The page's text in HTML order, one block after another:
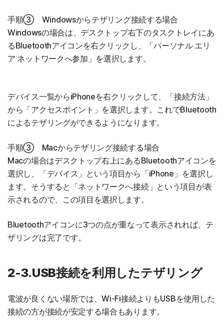
手順③ Windowsからテザリング接続する場合
Windowsの場合は、デスクトップ右下のタスクトレイにあ
るBluetoothアイコンを右クリックし、「パーソナル エリ
ア ネットワークへ参加」を選択します。
デバイス一覧からiPhoneを右クリックして、「接続方法」
から「アクセスポイント」を選択します。これでBluetooth
によるテザリングができるようになります。
手順③ Macからテザリング接続する場合
Macの場合はデスクトップ右上にあるBluetoothアイコンを
選択し、「デバイス」という項目から「iPhone」を選択し
ます。そうすると「ネットワークへ接続」という項目が表
示されるので、この項目を選択します。
Bluetoothアイコンに3つの点が重なって表示されれば、テ
ザリングは完了です。
2-3.USB接続を利用したテザリング
電波が良くない場所では、Wi-Fi接続よりもUSBを使用した
接続の方が接続が安定する場合もあります。